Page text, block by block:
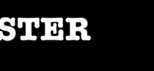
JOBS